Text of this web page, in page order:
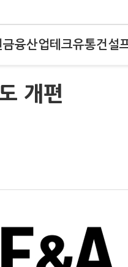
금융산업테크유통건설
개편